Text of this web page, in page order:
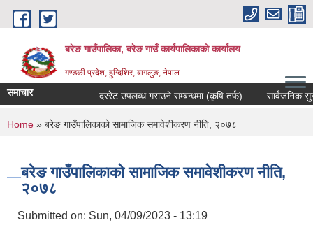
Skip to main content
बरेङ गाउँपालिका, बरेङ गाउँ कार्यपालिकाको कार्यालय
गण्डकी प्रदेश, हुग्दिशिर, बागलुङ, नेपाल
समाचार दररेट उपलब्ध गराउने सम्बन्धमा (कृषि तर्फ) सार्वजनिक
You are here
Home » बरेङ गाउँपालिकाको सामाजिक समावेशीकरण नीति, २०७८
बरेङ गाउँपालिकाको सामाजिक समावेशीकरण नीति,
२०७८
Submitted on: Sun, 04/09/2023 - 13:19